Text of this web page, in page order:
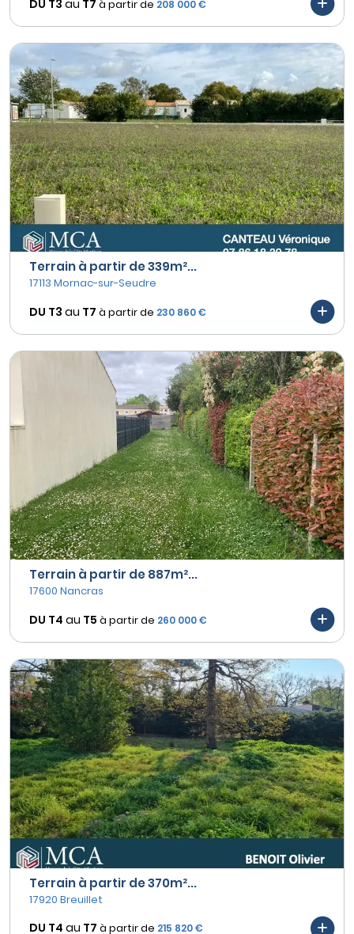
DU T3 au T7 à partir de 208 000 €
Terrain à partir de 339m²...
17113 Mornac-sur-Seudre
DU T3 au T7 à partir de 230 860 €
Terrain à partir de 887m²...
17600 Nancras
DU T4 au T5 à partir de 260 000 €
Terrain à partir de 370m²...
17920 Breuillet
DU T4 au T7 à partir de 215 820 €